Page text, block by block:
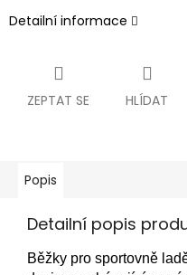
Detailní informace
ZEPTAT SE HLÍDAT
Popis
Detailní popis
Běžky pro sportovně